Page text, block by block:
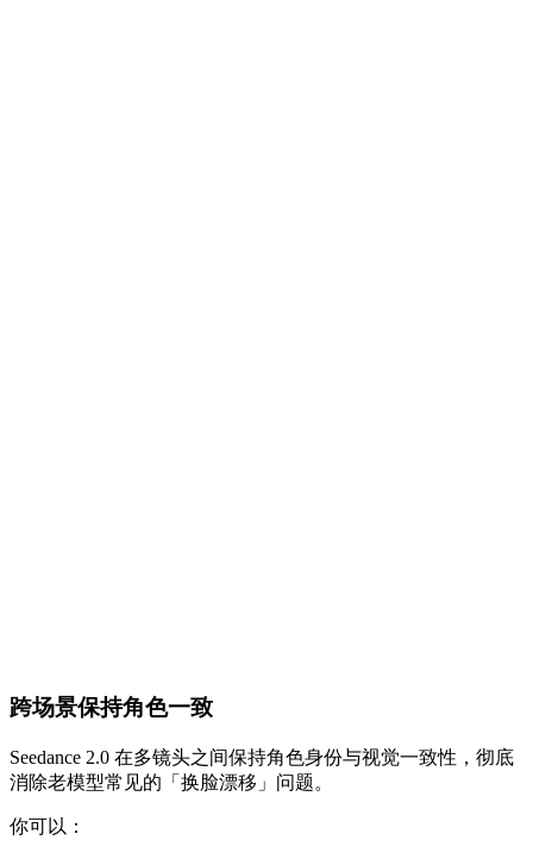
跨场景保持角色一致
Seedance 2.0 在多镜头之间保持角色身份与视觉一致性，彻底
消除老模型常见的「换脸漂移」问题。
你可以：